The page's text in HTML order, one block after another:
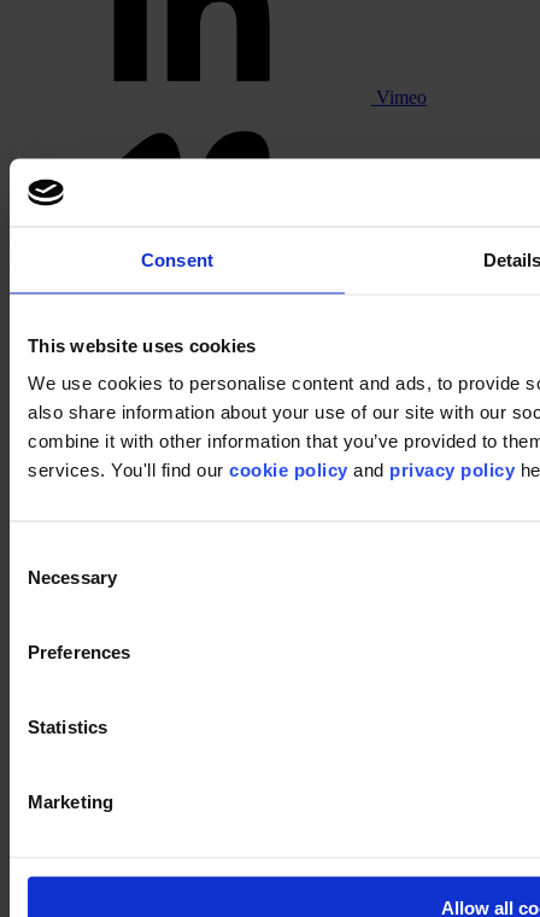
Consent
This website uses cookies
We use cookies to personalise content and ads, to provide
also share information about your use of our site with our
combine it with other information that you’ve provided to
services. You'll find our cookie policy and privacy policy
Selection
Necessary
Preferences
Statistics
Marketing
Allow all
Vimeo
Sectoren
Kantoor
Retail
Kamerbreed tapijt
Backings
LVT Design Concepts